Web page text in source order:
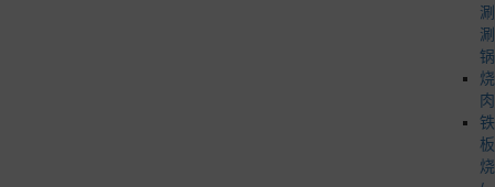
涮
涮
锅
烧
肉
铁
板
烧